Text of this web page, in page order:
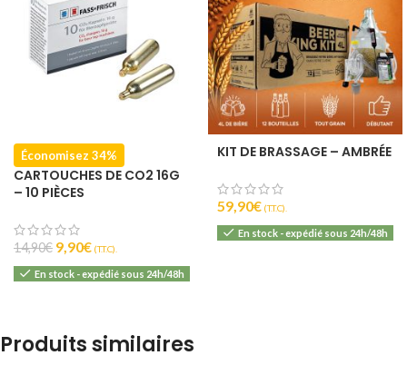
Économisez 34%
CARTOUCHES DE CO2 16G
– 10 PIÈCES
14,90€ 9,90€ (T.T.C).
En stock - expédié sous 24h/48h
KIT DE BRASSAGE – AMBRÉE
59,90€ (T.T.C).
En stock - expédié sous 24h/48h
Produits similaires